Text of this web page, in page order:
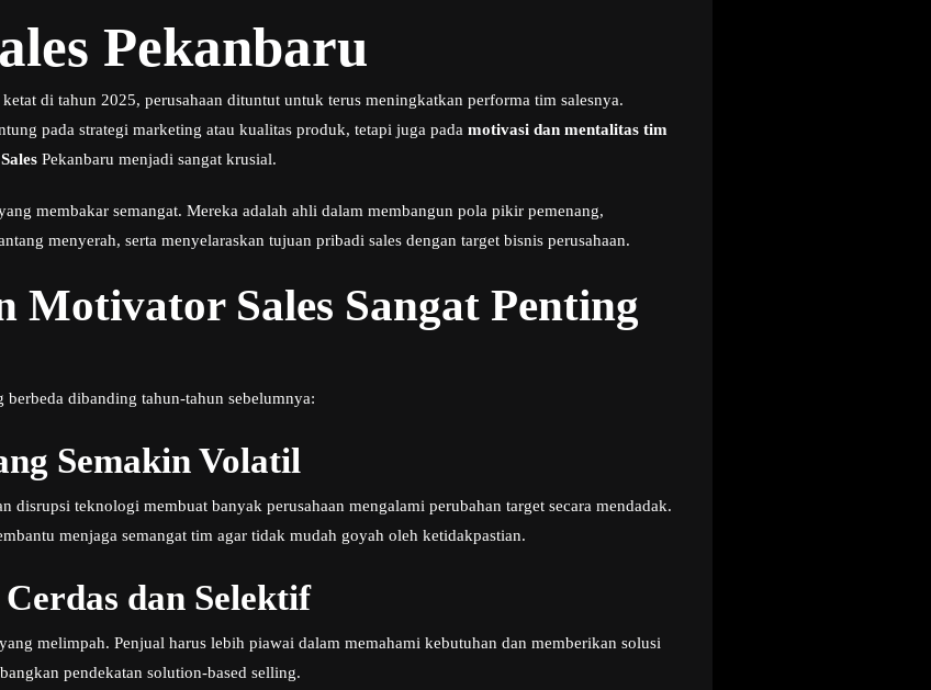
Pekanbaru
di tahun 2025, perusahaan dituntut untuk terus meningkatkan performa tim salesnya.
pada strategi marketing atau kualitas produk, tetapi juga pada motivasi dan mentalitas tim
Pekanbaru menjadi sangat krusial.
membakar semangat. Mereka adalah ahli dalam membangun pola pikir pemenang,
menyerah, serta menyelaraskan tujuan pribadi sales dengan target bisnis perusahaan.
Motivator Sales Sangat Penting
dibanding tahun-tahun sebelumnya:
Semakin Volatil
disrupsi teknologi membuat banyak perusahaan mengalami perubahan target secara mendadak.
menjaga semangat tim agar tidak mudah goyah oleh ketidakpastian.
dan Selektif
melimpah. Penjual harus lebih piawai dalam memahami kebutuhan dan memberikan solusi
pendekatan solution-based selling.